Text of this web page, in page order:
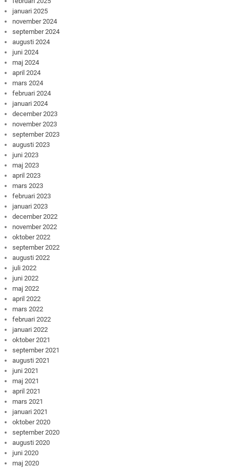
januari 2025
november 2024
september 2024
augusti 2024
juni 2024
maj 2024
april 2024
mars 2024
februari 2024
januari 2024
december 2023
november 2023
september 2023
augusti 2023
juni 2023
maj 2023
april 2023
mars 2023
februari 2023
januari 2023
december 2022
november 2022
oktober 2022
september 2022
augusti 2022
juli 2022
juni 2022
maj 2022
april 2022
mars 2022
februari 2022
januari 2022
oktober 2021
september 2021
augusti 2021
juni 2021
maj 2021
april 2021
mars 2021
januari 2021
oktober 2020
september 2020
augusti 2020
juni 2020
maj 2020